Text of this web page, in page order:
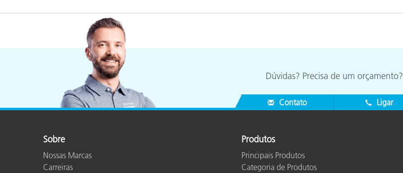
Dúvidas? Precisa de um orçamento?
Contato Ligar
Sobre
Nossas Marcas
Carreiras
Produtos
Principais Produtos
Categoria de Produtos